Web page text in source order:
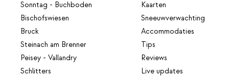
Sonntag - Buchboden
Bischofswiesen
Bruck
Steinach am Brenner
Peisey - Vallandry
Schlitters
Kaarten
Sneeuwverwachting
Accommodaties
Tips
Reviews
Live updates